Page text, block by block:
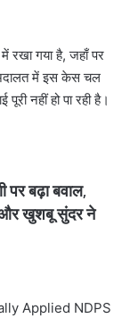
रखा गया है, जहाँ पर
अदालत में इस केस चल
नहीं हो पा रही है।
पर बढ़ा बवाल,
और खुशबू सुंदर ने